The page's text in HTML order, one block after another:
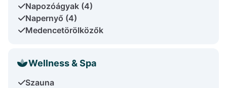
Napozóágyak (4)
Napernyő (4)
Medencetörölközők
Wellness & Spa
Szauna